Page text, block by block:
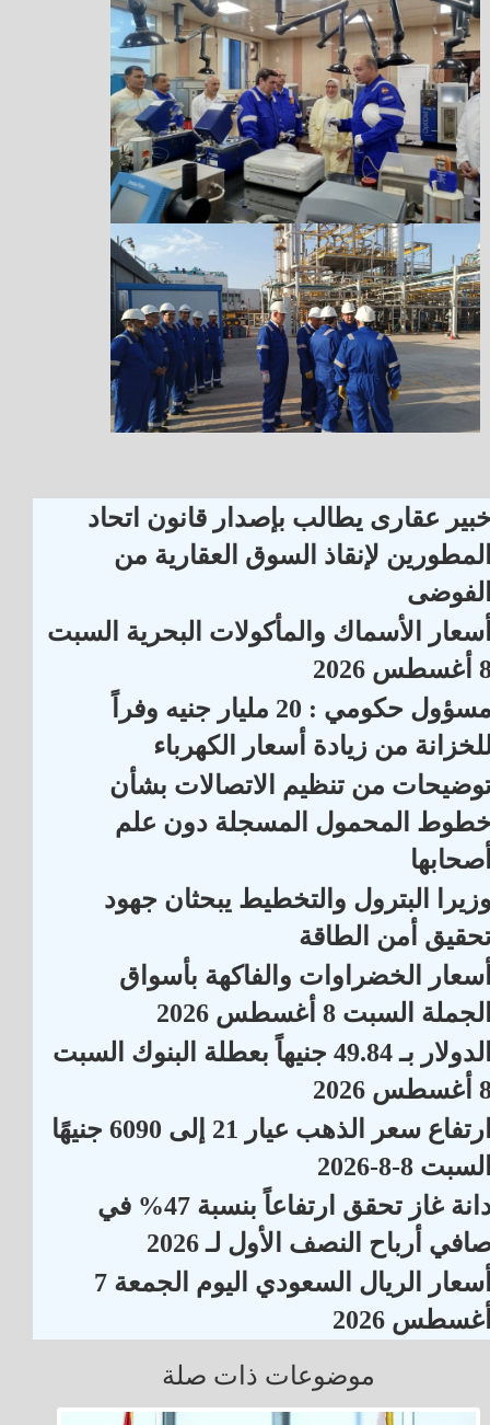
عقارى يطالب بإصدار قانون اتحاد
لإنقاذ السوق العقارية من
الأسماك والمأكولات البحرية السبت
2026
مسؤول حكومي : 20 مليار جنيه وفراً
من زيادة أسعار الكهرباء
من تنظيم الاتصالات بشأن
المحمول المسجلة دون علم
البترول والتخطيط يبحثان جهود
أمن الطاقة
الخضراوات والفاكهة بأسواق
السبت 8 أغسطس 2026
الدولار بـ 49.84 جنيهاً بعطلة البنوك السبت
2026
ارتفاع سعر الذهب عيار 21 إلى 6090 جنيهًا
8-8-2026
دانة غاز تحقق ارتفاعاً بنسبة 47% في
أرباح النصف الأول لـ 2026
أسعار الريال السعودي اليوم الجمعة 7
2026
موضوعات ذات صلة